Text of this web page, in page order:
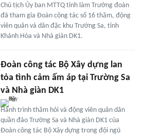
Chủ tịch Ủy ban MTTQ tỉnh làm Trưởng đoàn
đã tham gia Đoàn công tác số 16 thăm, động
viên quân và dân đặc khu Trường Sa, tỉnh
Khánh Hòa và Nhà giàn DK1.
Đoàn công tác Bộ Xây dựng lan
tỏa tình cảm ấm áp tại Trường Sa
và Nhà giàn DK1
Hành trình thăm hỏi và động viên quân dân
quần đảo Trường Sa và Nhà giàn DK1 của
Đoàn công tác Bộ Xây dựng trong đội ngũ